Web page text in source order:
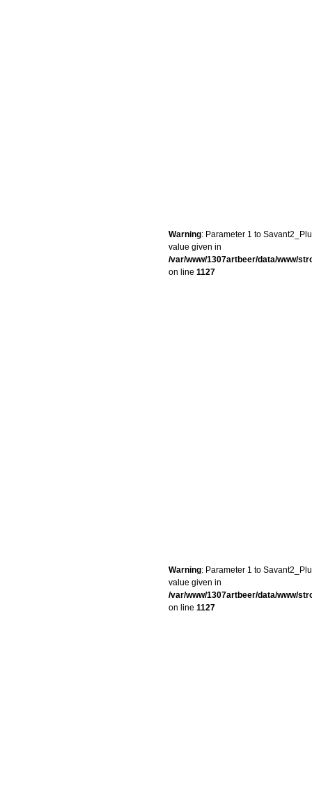
Warning: Parameter 1 to
value given in
/var/www/1307artbeer/data/www/
on line 1127
Warning: Parameter 1 to
value given in
/var/www/1307artbeer/data/www/
on line 1127